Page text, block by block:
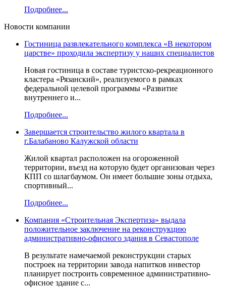
Подробнее...
Новости компании
Гостиница развлекательного комплекса «В некотором
царстве» проходила экспертизу у наших специалистов
Новая гостиница в составе туристско-рекреационного
кластера «Рязанский», реализуемого в рамках
федеральной целевой программы «Развитие
внутреннего и...
Подробнее...
Завершается строительство жилого квартала в
г.Балабаново Калужской области
Жилой квартал расположен на огороженной
территории, въезд на которую будет организован через
КПП со шлагбаумом. Он имеет большие зоны отдыха,
спортивный...
Подробнее...
Компания «Строительная Экспертиза» выдала
положительное заключение на реконструкцию
административно-офисного здания в Севастополе
В результате намечаемой реконструкции старых
построек на территории завода напитков инвестор
планирует построить современное административно-
офисное здание с...